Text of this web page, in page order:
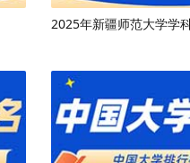
2025年新疆师范大学学